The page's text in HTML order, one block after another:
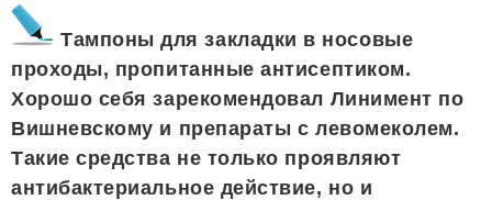
Тампоны для закладки в носовые
проходы, пропитанные антисептиком.
Хорошо себя зарекомендовал Линимент по
Вишневскому и препараты с левомеколем.
Такие средства не только проявляют
антибактериальное действие, но и